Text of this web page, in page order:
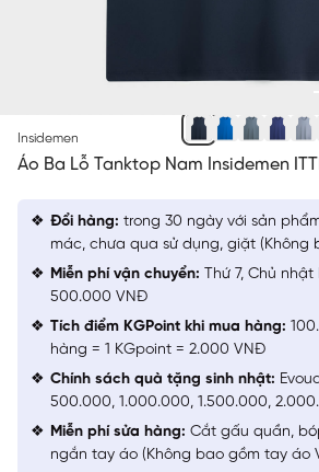
Insidemen
Áo Ba Lỗ Tanktop Nam Insidemen
Đổi hàng: trong 30 ngày với sản
mác, chưa qua sử dụng, giặt (Không
Miễn phí vận chuyển: Thứ 7, Chủ
500.000 VNĐ
Tích điểm KGPoint khi mua hàng:
hàng = 1 KGpoint = 2.000 VNĐ
Chính sách quà tặng sinh nhật:
500.000, 1.000.000, 1.500.000,
Miễn phí sửa hàng: Cắt gấu quần,
ngắn tay áo (Không bao gồm tay áo